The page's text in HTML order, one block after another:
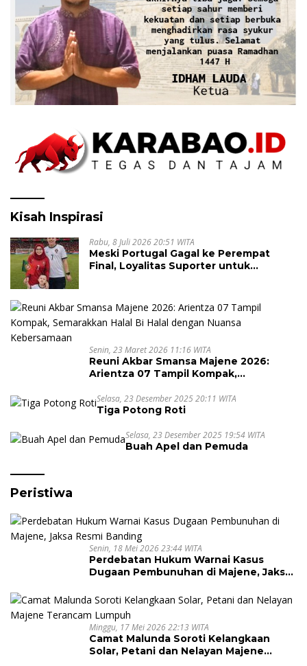
Kisah Inspirasi
Rabu, 8 Juli 2026 20:51 WITA
Meski Portugal Gagal ke Perempat
Final, Loyalitas Suporter untuk
Senin, 23 Maret 2026 11:16 WITA
Reuni Akbar Smansa Majene 2026:
Arientza 07 Tampil Kompak,
Nuansa Kebersamaan
Selasa, 23 Desember 2025 20:11 WITA
Tiga Potong Roti
Selasa, 23 Desember 2025 19:54 WITA
Buah Apel dan Pemuda
Peristiwa
Senin, 18 Mei 2026 23:44 WITA
Perdebatan Hukum Warnai Kasus
Dugaan Pembunuhan di Majene, Jaksa
Minggu, 17 Mei 2026 22:13 WITA
Camat Malunda Soroti Kelangkaan
Solar, Petani dan Nelayan Majene